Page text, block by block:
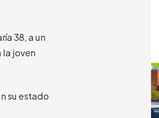
38, a un
joven
su estado